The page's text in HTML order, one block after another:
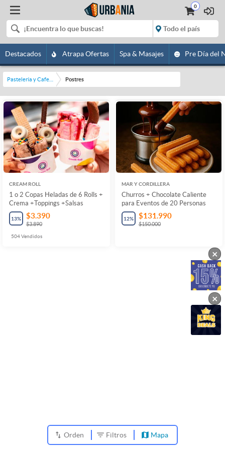
0
Destacados Atrapa Ofertas Spa & Masajes Pre Día del
Postres
CREAM ROLL
1 o 2 Copas Heladas de 6 Rolls +
Crema +Toppings +Salsas
13% $3.390
$3.890
504Vendidos
MAR Y CORDILLERA
Churros + Chocolate Caliente
para Eventos de 20 Personas
12% $131.990
$150.000
Orden Filtros Mapa
×
×